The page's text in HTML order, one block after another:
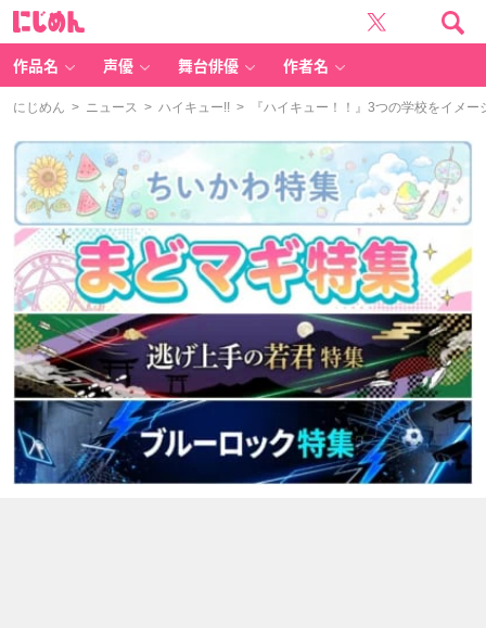
作品名 声優 舞台俳優 作者名
にじめん > ニュース > ハイキュー!! > 『ハイキュー！！』3つの学校をイメー